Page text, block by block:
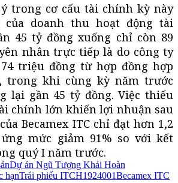
trong cơ cấu tài chính kỳ này
doanh thu hoạt động tài
45 tỷ đồng xuống chỉ còn 89
nhân trực tiếp là do công ty
triệu đồng từ hợp đồng hợp
trong khi cùng kỳ năm trước
lại gần 45 tỷ đồng. Việc thiếu
chính lớn khiến lợi nhuận sau
Becamex ITC chỉ đạt hơn 1,2
mức giảm 91% so với kết
quý I năm trước.
Dự án Ngũ Tượng Khải Hoàn
hạnTrái phiếu ITCH1924001Becamex ITC